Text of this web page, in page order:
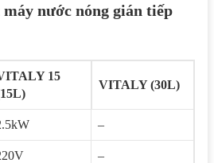
nước nóng gián tiếp
15
VITALY (30L)
–
–